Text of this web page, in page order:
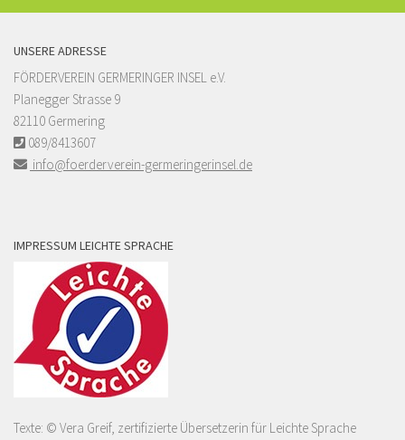
UNSERE ADRESSE
FÖRDERVEREIN GERMERINGER INSEL e.V.
Planegger Strasse 9
82110 Germering
089/8413607
info@foerderverein-germeringerinsel.de
IMPRESSUM LEICHTE SPRACHE
Texte: © Vera Greif, zertifizierte Übersetzerin für Leichte Sprache